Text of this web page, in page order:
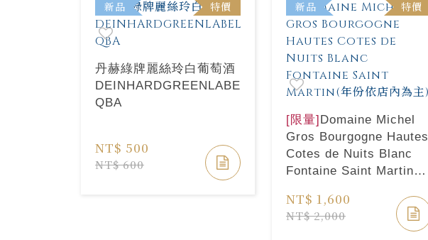
新品 特價
丹赫綠牌麗絲玲白葡萄酒
DEINHARDGREENLABELRIESLING
QBA
NT$ 500
NT$ 600
新品 特價
[限量]Domaine Michel
Gros Bourgogne Hautes
Cotes de Nuits Blanc
Fontaine Saint Martin(年
NT$ 1,600
NT$ 2,000